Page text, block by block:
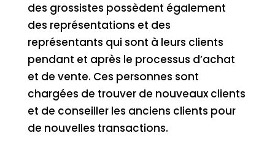
des grossistes possèdent également
des représentations et des
représentants qui sont à leurs clients
pendant et après le processus d’achat
et de vente. Ces personnes sont
chargées de trouver de nouveaux clients
et de conseiller les anciens clients pour
de nouvelles transactions.